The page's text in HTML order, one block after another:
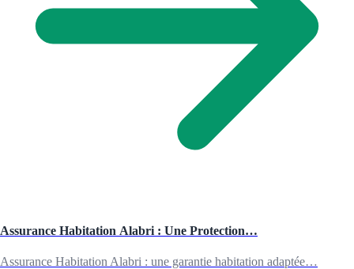
Assurance Habitation Alabri : Une Protection…
Assurance Habitation Alabri : une garantie habitation adaptée…